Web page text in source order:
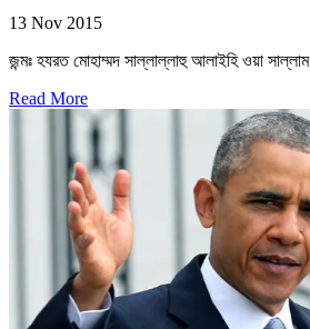
13 Nov 2015
জন্মঃ হযরত মোহাম্মদ সাল্লাল্লাহু আলাইহি ওয়া
Read More